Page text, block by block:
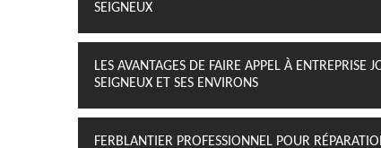
SEIGNEUX
LES AVANTAGES DE FAIRE APPEL À
SEIGNEUX ET SES ENVIRONS
FERBLANTIER PROFESSIONNEL POUR